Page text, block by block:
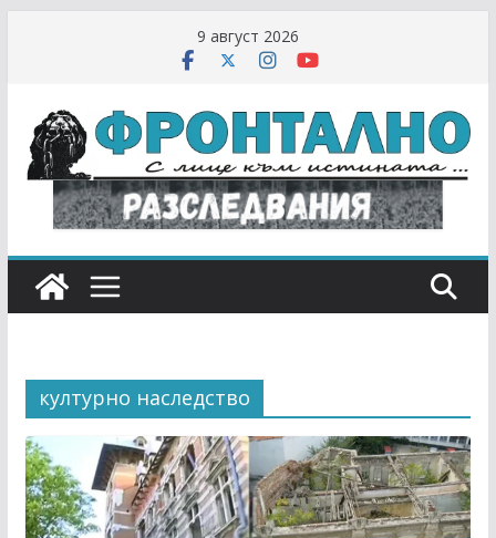
9 август 2026
културно наследство